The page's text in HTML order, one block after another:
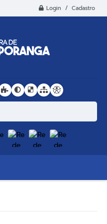
Login / Cadastro